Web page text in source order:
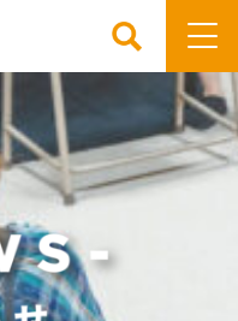
検索